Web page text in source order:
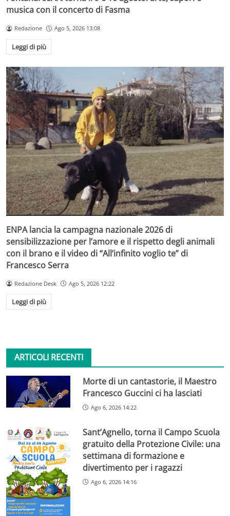
musica con il concerto di Fasma
Redazione Ago 5, 2026 13:08
Leggi di più
ENPA lancia la campagna nazionale 2026 di
sensibilizzazione per l’amore e il rispetto degli animali
con il brano e il video di “All’infinito voglio te” di
Francesco Serra
Redazione Desk Ago 5, 2026 12:22
Leggi di più
ARTICOLI RECENTI
Morte di un cantastorie, il Maestro
Francesco Guccini ci ha lasciati
Ago 6, 2026 14:22
Sant’Agnello, torna il Campo Scuola
gratuito della Protezione Civile: una
settimana di formazione e
divertimento per i ragazzi
Ago 6, 2026 14:16